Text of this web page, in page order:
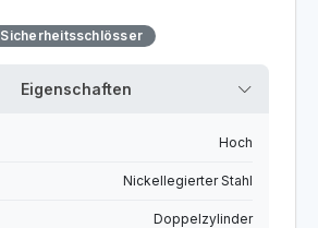
Sicherheitsschlösser
Eigenschaften
Hoch
Nickellegierter Stahl
Doppelzylinder